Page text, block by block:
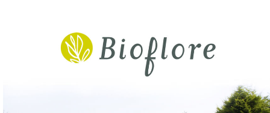
Depuis 30 ans, nous travaillons à rechercher
belles huiles essentielles bioauprès de productrices et
producteurs engagés, avec une vraie attention au terroir,
aux pratiques agricoles vertueuses, à une distillation de
haute qualité. Toutes les huiles essentielles que nous
100% pures, bio, complètes,